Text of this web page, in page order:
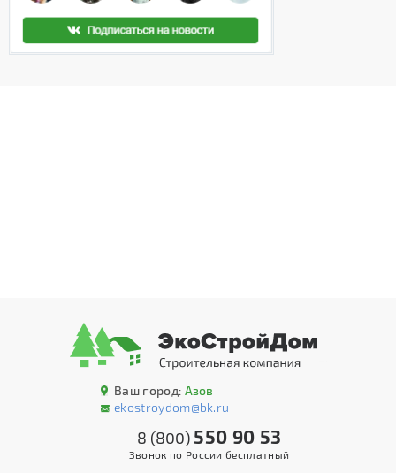
Ваш город: Азов
ekostroydom@bk.ru
8 (800) 550 90 53
Звонок по России бесплатный